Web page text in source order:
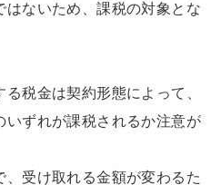
はないため、課税の対象とな
税金は契約形態によって、
いずれが課税されるか注意が
、受け取れる金額が変わるた